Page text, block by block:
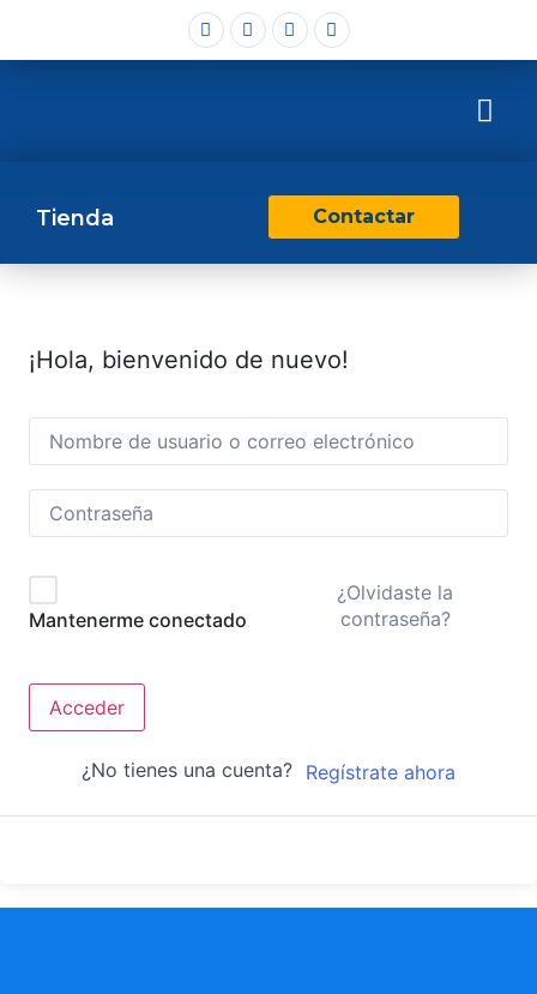
Tienda Contactar
¡Hola, bienvenido de nuevo!
Mantenerme conectado
¿Olvidaste la
contraseña?
Acceder
¿No tienes una cuenta? Regístrate ahora